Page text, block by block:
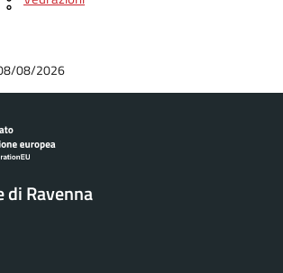
08/2026
di Ravenna